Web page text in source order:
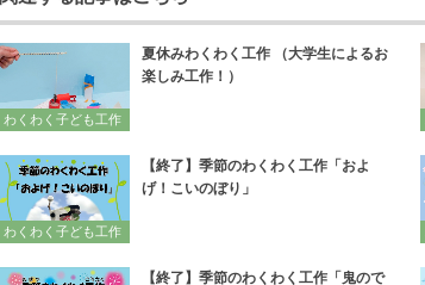
わくわく子ども工作
夏休みわくわく工作 （大学生によるお
楽しみ工作！）
わくわく子ども工作
【終了】季節のわくわく工作「およ
げ！こいのぼり」
【終了】季節のわくわく工作「鬼ので